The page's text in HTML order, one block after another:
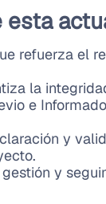
refuerza el
la
e
y
y